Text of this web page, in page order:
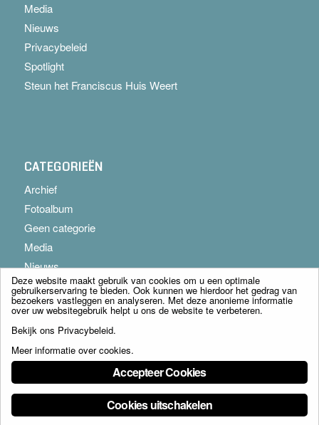
Media
Nieuws
Privacybeleid
Spotlight
Steun het Franciscus Huis Weert
CATEGORIEËN
Archief
Fotoalbum
Geen categorie
Media
Nieuws
© Copyright - Franciscus Huis Weert B.V. - webdesign:
Deze website maakt gebruik van cookies om u een optimale
gebruikerservaring te bieden. Ook kunnen we hierdoor het gedrag van
bezoekers vastleggen en analyseren. Met deze anonieme informatie
over uw websitegebruik helpt u ons de website te verbeteren.
Bekijk ons Privacybeleid.
Meer informatie over cookies.
Accepteer Cookies
Cookies uitschakelen